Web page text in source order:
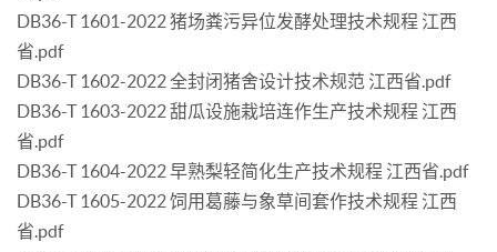
DB36-T 1601-2022 猪场粪污异位发酵处理技术规程 江西
省.pdf
DB36-T 1602-2022 全封闭猪舍设计技术规范 江西省.pdf
DB36-T 1603-2022 甜瓜设施栽培连作生产技术规程 江西
省.pdf
DB36-T 1604-2022 早熟梨轻简化生产技术规程 江西省.pdf
DB36-T 1605-2022 饲用葛藤与象草间套作技术规程 江西
省.pdf